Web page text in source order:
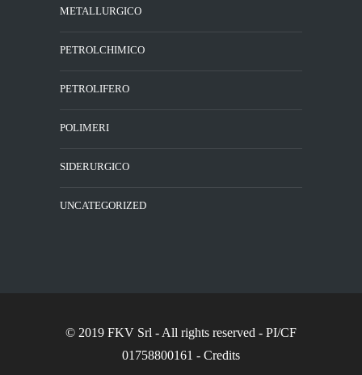
METALLURGICO
PETROLCHIMICO
PETROLIFERO
POLIMERI
SIDERURGICO
UNCATEGORIZED
© 2019 FKV Srl - All rights reserved - PI/CF
01758800161 - Credits